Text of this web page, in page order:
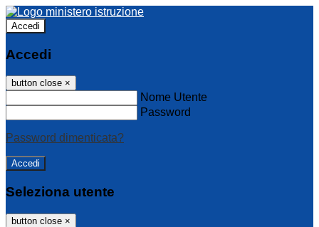
Accedi
Accedi
button close ×
Nome Utente
Password
Password dimenticata?
Seleziona utente
button close ×